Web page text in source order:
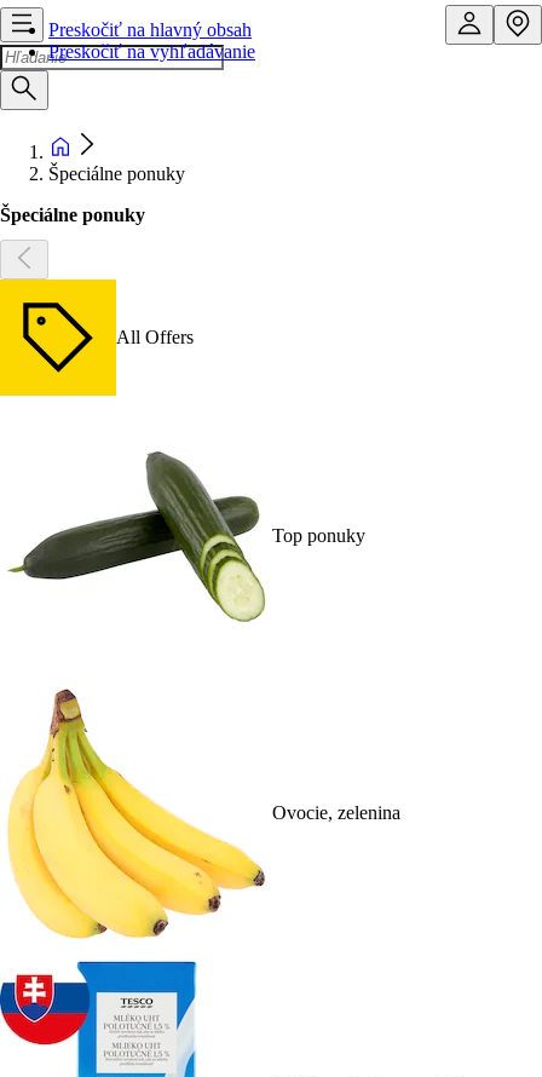
Preskočiť na hlavný obsah
Preskočiť na vyhľadávanie
Špeciálne ponuky
Špeciálne ponuky
All Offers
Top ponuky
Ovocie, zelenina